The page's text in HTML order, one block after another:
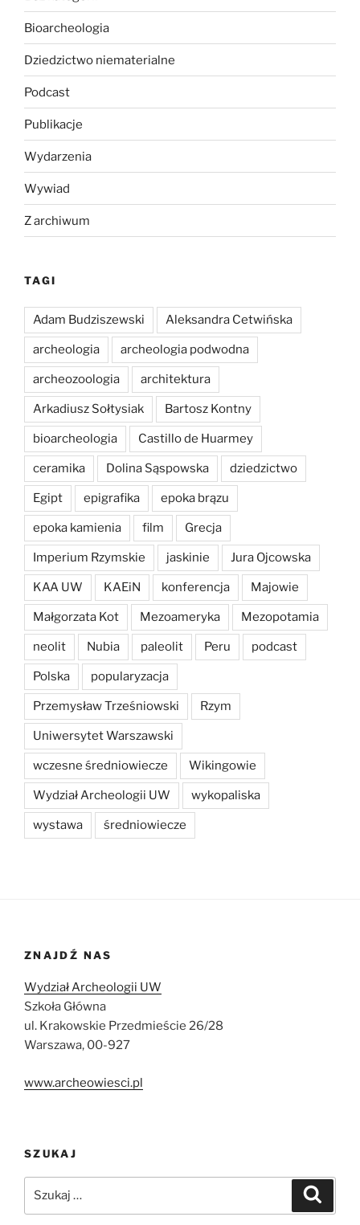
Bioarcheologia
Dziedzictwo niematerialne
Podcast
Publikacje
Wydarzenia
Wywiad
Z archiwum
TAGI
Adam Budziszewski Aleksandra Cetwińska
archeologia archeologia podwodna
archeozoologia architektura
Arkadiusz Sołtysiak Bartosz Kontny
bioarcheologia Castillo de Huarmey
ceramika Dolina Sąspowska dziedzictwo
Egipt epigrafika epoka brązu
epoka kamienia film Grecja
Imperium Rzymskie jaskinie Jura Ojcowska
KAA UW KAEiN konferencja Majowie
Małgorzata Kot Mezoameryka Mezopotamia
neolit Nubia paleolit Peru podcast
Polska popularyzacja
Przemysław Trześniowski Rzym
Uniwersytet Warszawski
wczesne średniowiecze Wikingowie
Wydział Archeologii UW wykopaliska
wystawa średniowiecze
ZNAJDŹ NAS
Wydział Archeologii UW
Szkoła Główna
ul. Krakowskie Przedmieście 26/28
Warszawa, 00-927
www.archeowiesci.pl
SZUKAJ